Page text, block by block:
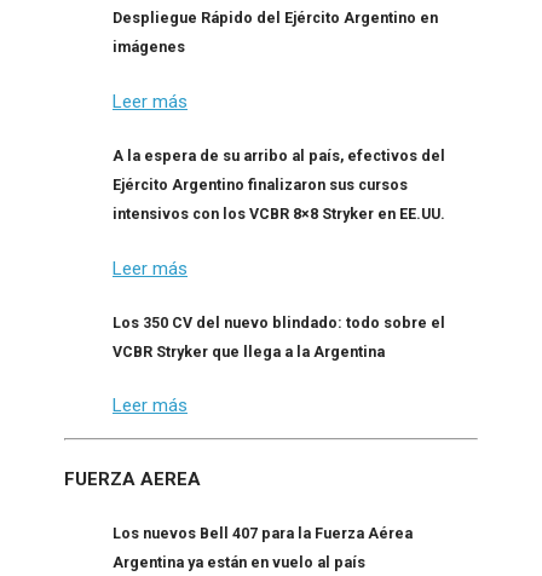
Despliegue Rápido del Ejército Argentino en
imágenes
Leer más
A la espera de su arribo al país, efectivos del
Ejército Argentino finalizaron sus cursos
intensivos con los VCBR 8×8 Stryker en EE.UU.
Leer más
Los 350 CV del nuevo blindado: todo sobre el
VCBR Stryker que llega a la Argentina
Leer más
FUERZA AEREA
Los nuevos Bell 407 para la Fuerza Aérea
Argentina ya están en vuelo al país